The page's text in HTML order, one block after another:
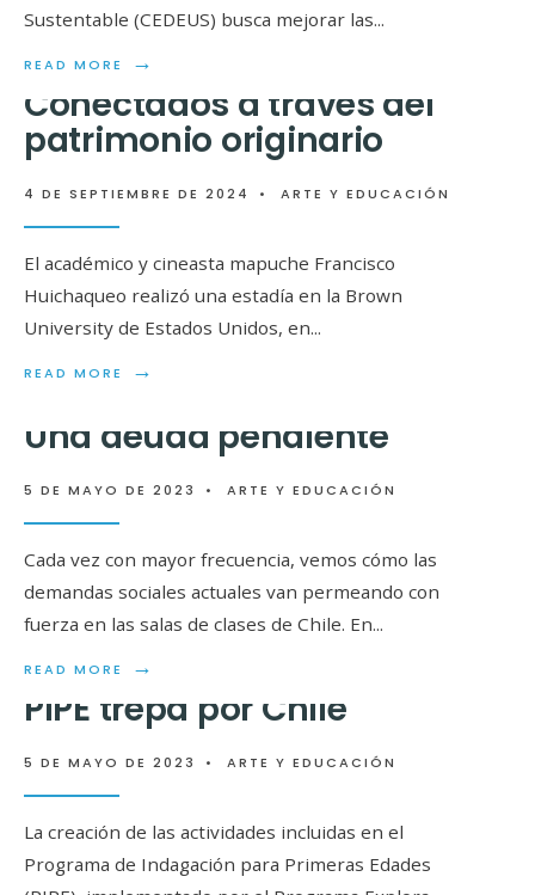
Sustentable (CEDEUS) busca mejorar las...
READ MORE →
Conectados a través del
patrimonio originario
4 DE SEPTIEMBRE DE 2024 • ARTE Y EDUCACIÓN
El académico y cineasta mapuche Francisco
Huichaqueo realizó una estadía en la Brown
University de Estados Unidos, en...
READ MORE →
Superhéroes del
mar
5 DE AGOSTO DE 2024 • ARTE Y EDUCACIÓN
Una deuda pendiente
5 DE MAYO DE 2023 • ARTE Y EDUCACIÓN
Cada vez con mayor frecuencia, vemos cómo las
demandas sociales actuales van permeando con
fuerza en las salas de clases de Chile. En...
READ MORE →
PIPE trepa por Chile
5 DE MAYO DE 2023 • ARTE Y EDUCACIÓN
La creación de las actividades incluidas en el
Programa de Indagación para Primeras Edades
Laboratorio de
experiencias en arte